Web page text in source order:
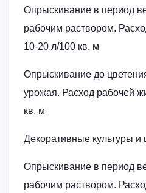
Опрыскивание в период
рабочим раствором.
10-20 л/100 кв. м
Опрыскивание до
урожая. Расход рабочей
кв. м
Декоративные культуры и
Опрыскивание в период
рабочим раствором.